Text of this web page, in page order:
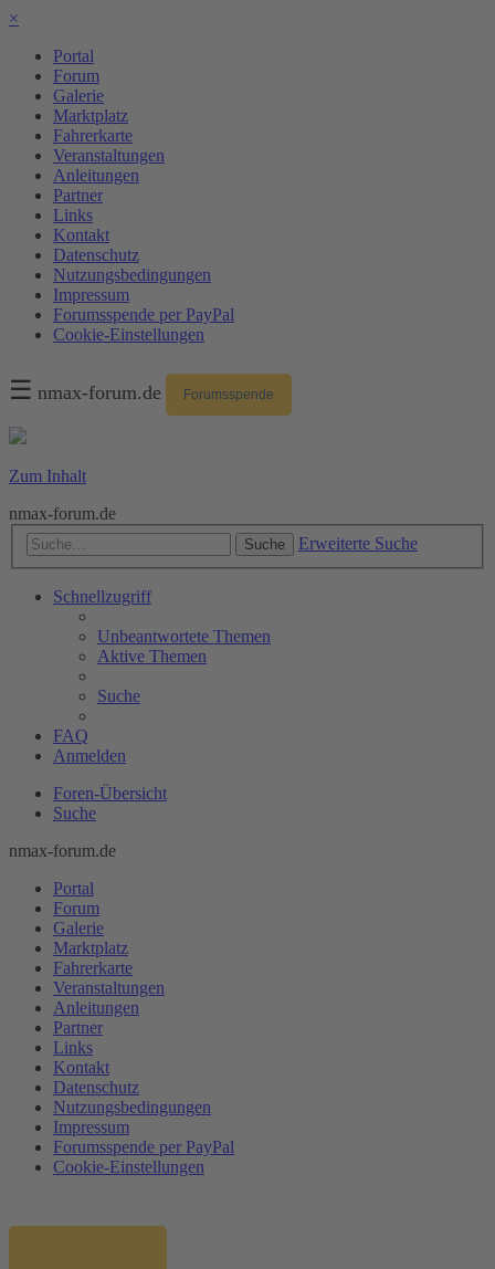
×
Portal
Forum
Galerie
Marktplatz
Fahrerkarte
Veranstaltungen
Anleitungen
Partner
Links
Kontakt
Datenschutz
Nutzungsbedingungen
Impressum
Forumsspende per PayPal
Cookie-Einstellungen
☰ nmax-forum.de Forumsspende
Zum Inhalt
nmax-forum.de
Suche Erweiterte Suche
Schnellzugriff
Unbeantwortete Themen
Aktive Themen
Suche
FAQ
Anmelden
Foren-Übersicht
Suche
nmax-forum.de
Portal
Forum
Galerie
Marktplatz
Fahrerkarte
Veranstaltungen
Anleitungen
Partner
Links
Kontakt
Datenschutz
Nutzungsbedingungen
Impressum
Forumsspende per PayPal
Cookie-Einstellungen